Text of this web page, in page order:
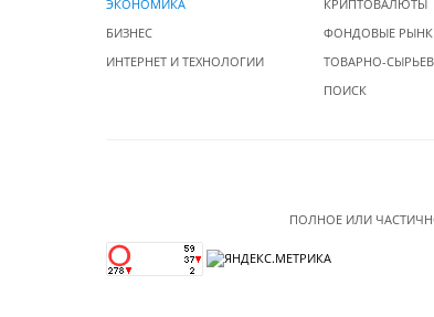
ЭКОНОМИКА
БИЗНЕС
ИНТЕРНЕТ И ТЕХНОЛОГИИ
КРИПТОВАЛЮТЫ
ФОНДОВЫЕ
ТОВАРНО-
ПОИСК
ПОЛНОЕ ИЛИ